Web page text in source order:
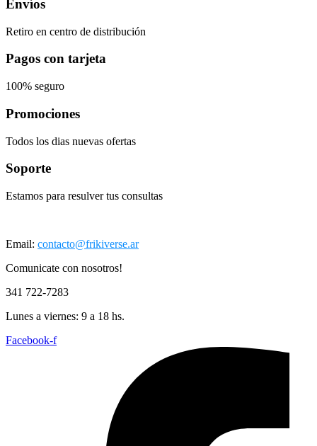
Envíos
Retiro en centro de distribución
Pagos con tarjeta
100% seguro
Promociones
Todos los dias nuevas ofertas
Soporte
Estamos para resulver tus consultas
Email: contacto@frikiverse.ar
Comunicate con nosotros!
341 722-7283
Lunes a viernes: 9 a 18 hs.
Facebook-f